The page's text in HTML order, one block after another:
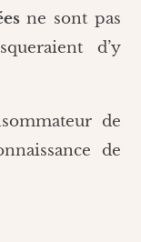
ne sont pas
d’y
de
de